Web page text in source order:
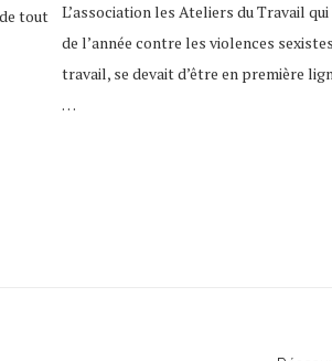
tout
L’association les Ateliers du Travail
de l’année contre les violences
travail, se devait d’être en première
…